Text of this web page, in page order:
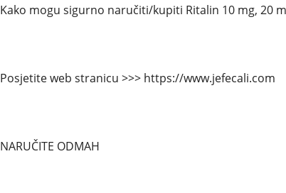
Kako mogu sigurno naručiti/kupiti Ritalin 10 mg, 20
Posjetite web stranicu >>> https://www.jefecali.com
NARUČITE ODMAH